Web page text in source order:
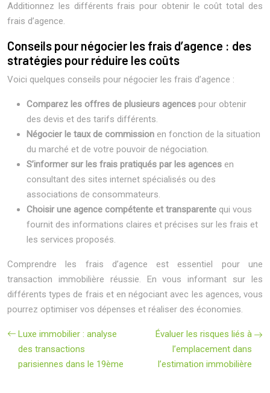
Additionnez les différents frais pour obtenir le coût total des
frais d’agence.
Conseils pour négocier les frais d’agence : des
stratégies pour réduire les coûts
Voici quelques conseils pour négocier les frais d’agence :
Comparez les offres de plusieurs agences pour obtenir
des devis et des tarifs différents.
Négocier le taux de commission en fonction de la situation
du marché et de votre pouvoir de négociation.
S’informer sur les frais pratiqués par les agences en
consultant des sites internet spécialisés ou des
associations de consommateurs.
Choisir une agence compétente et transparente qui vous
fournit des informations claires et précises sur les frais et
les services proposés.
Comprendre les frais d’agence est essentiel pour une
transaction immobilière réussie. En vous informant sur les
différents types de frais et en négociant avec les agences, vous
pourrez optimiser vos dépenses et réaliser des économies.
Luxe immobilier : analyse
des transactions
parisiennes dans le 19ème
Évaluer les risques liés à
l’emplacement dans
l’estimation immobilière